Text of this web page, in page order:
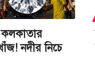
কলকাতার
নদীর নিচে